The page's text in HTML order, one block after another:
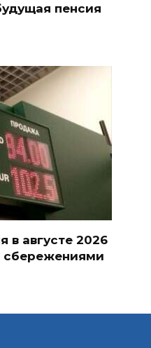
пенсия
в августе 2026
сбережениями